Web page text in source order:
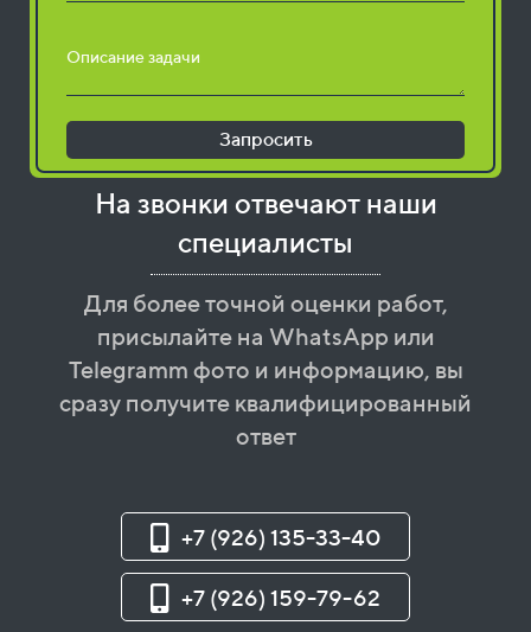
Описание задачи
Запросить
На звонки отвечают наши
специалисты
Для более точной оценки работ,
присылайте на WhatsApp или
Telegramm фото и информацию, вы
сразу получите квалифицированный
ответ
+7 (926) 135-33-40
+7 (926) 159-79-62